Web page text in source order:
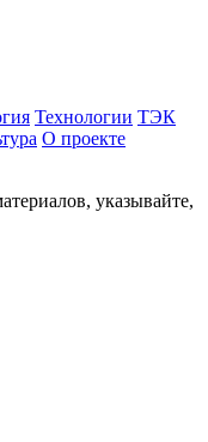
Технологии ТЭК
О проекте
указывайте,